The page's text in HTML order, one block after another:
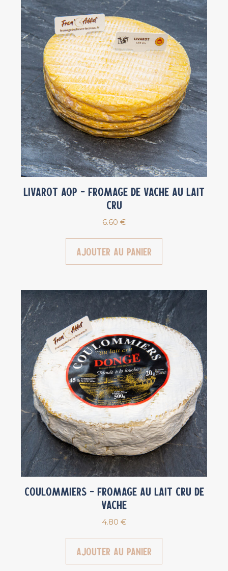
Livarot AOP – Fromage de vache au lait
cru
6.60 €
Ajouter au panier
Coulommiers – fromage au lait cru de
vache
4.80 €
Ajouter au panier